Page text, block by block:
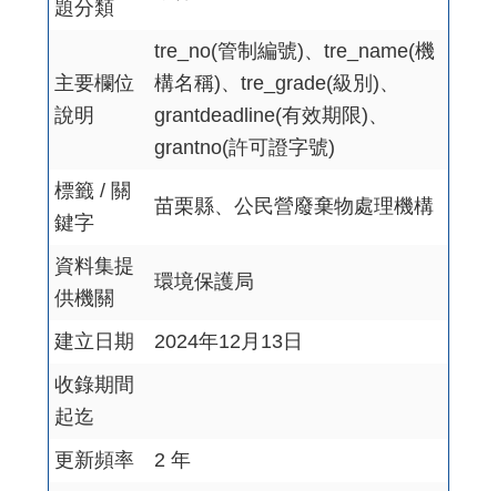
題分類
主要欄位
說明
tre_no(管制編號)、tre_name(機
構名稱)、tre_grade(級別)、
grantdeadline(有效期限)、
grantno(許可證字號)
標籤 / 關
鍵字
苗栗縣、公民營廢棄物處理機構
資料集提
供機關
環境保護局
建立日期
2024年12月13日
收錄期間
起迄
更新頻率
2 年